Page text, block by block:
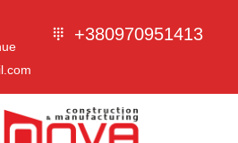
+380970951413